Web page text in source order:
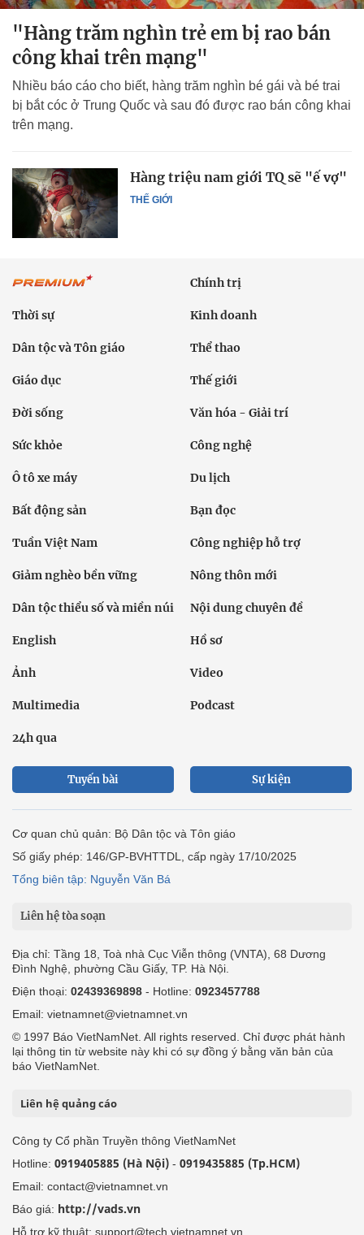
"Hàng trăm nghìn trẻ em bị rao bán
công khai trên mạng"
Nhiều báo cáo cho biết, hàng trăm nghìn bé gái và bé trai
bị bắt cóc ở Trung Quốc và sau đó được rao bán công khai
trên mạng.
THẾ GIỚI
Hàng triệu nam giới TQ sẽ "ế vợ"
Chính trị
Thời sự Kinh doanh
Dân tộc và Tôn giáo Thể thao
Giáo dục Thế giới
Đời sống Văn hóa - Giải trí
Sức khỏe Công nghệ
Ô tô xe máy Du lịch
Bất động sản Bạn đọc
Tuần Việt Nam Công nghiệp hỗ trợ
Giảm nghèo bền vững Nông thôn mới
Dân tộc thiểu số và miền núi Nội dung chuyên đề
English Hồ sơ
Ảnh Video
Multimedia Podcast
24h qua
Tuyến bài Sự kiện
Cơ quan chủ quản: Bộ Dân tộc và Tôn giáo
Số giấy phép: 146/GP-BVHTTDL, cấp ngày 17/10/2025
Tổng biên tập: Nguyễn Văn Bá
Liên hệ tòa soạn
Địa chỉ: Tầng 18, Toà nhà Cục Viễn thông (VNTA), 68 Dương
Đình Nghệ, phường Cầu Giấy, TP. Hà Nội.
Điện thoại: 02439369898 - Hotline: 0923457788
Email: vietnamnet@vietnamnet.vn
© 1997 Báo VietNamNet. All rights reserved. Chỉ được phát hành
lại thông tin từ website này khi có sự đồng ý bằng văn bản của
báo VietNamNet.
Liên hệ quảng cáo
Công ty Cổ phần Truyền thông VietNamNet
Hotline: 0919405885 (Hà Nội) - 0919435885 (Tp.HCM)
Email: contact@vietnamnet.vn
Báo giá: http://vads.vn
Hỗ trợ kỹ thuật: support@tech.vietnamnet.vn